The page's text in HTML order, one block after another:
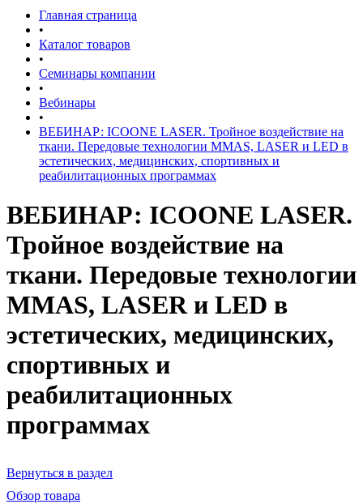
Главная страница
•
Каталог товаров
•
Семинары компании
•
Вебинары
•
ВЕБИНАР: ICOONE LASER. Тройное воздействие на
ткани. Передовые технологии MMAS, LASER и LED в
эстетических, медицинских, спортивных и
реабилитационных программах
ВЕБИНАР: ICOONE LASER.
Тройное воздействие на
ткани. Передовые технологии
MMAS, LASER и LED в
эстетических, медицинских,
спортивных и
реабилитационных
программах
Вернуться в раздел
Обзор товара